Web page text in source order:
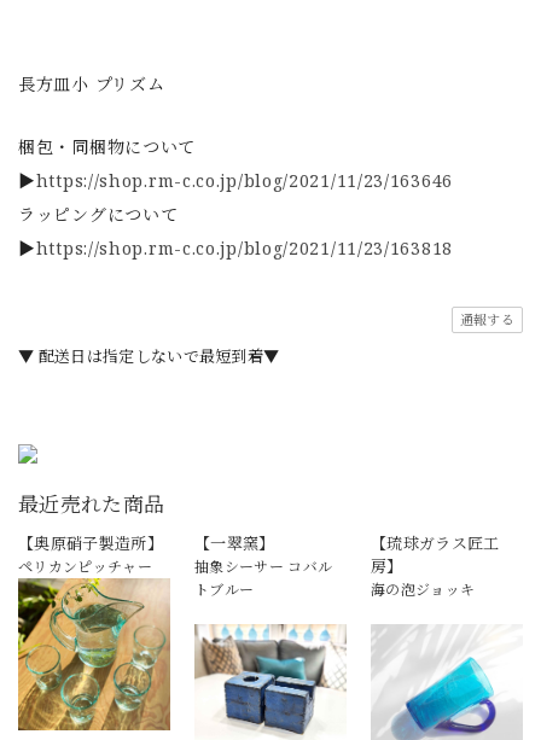
長方皿小 プリズム
梱包・同梱物について
▶https://shop.rm-c.co.jp/blog/2021/11/23/163646
ラッピングについて
▶https://shop.rm-c.co.jp/blog/2021/11/23/163818
通報する
▼ 配送日は指定しないで最短到着▼
最近売れた商品
【奥原硝子製造所】
ペリカンピッチャー
【一翠窯】
抽象シーサー コバル
トブルー
【琉球ガラス匠工
房】
海の泡ジョッキ